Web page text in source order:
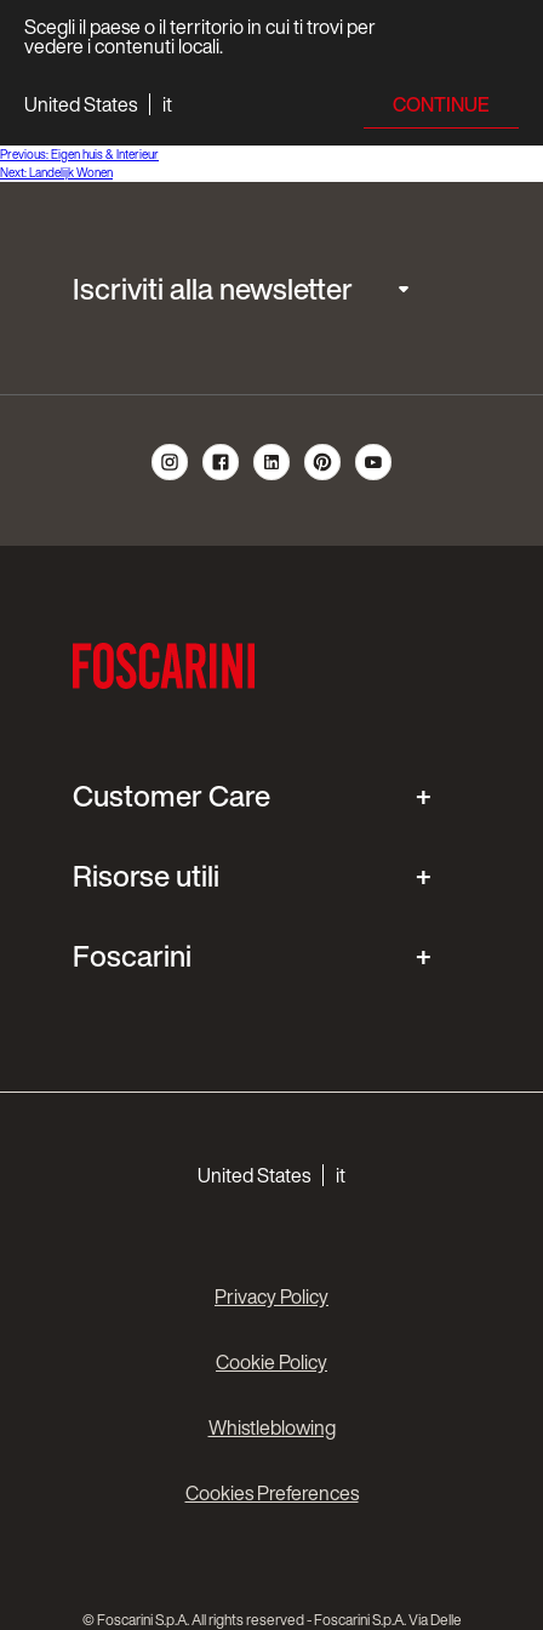
Scegli il paese o il territorio in cui ti trovi per
vedere i contenuti locali.
United States
it CONTINUE
Navigazione
articoli
Previous:Eigen huis & Interieur
Next:Landelijk Wonen
Iscriviti alla newsletter
Customer Care
Risorse utili
Foscarini
United States it
Privacy Policy
Cookie Policy
Whistleblowing
Cookies Preferences
© Foscarini S.p.A. All rights reserved - Foscarini S.p.A. Via Delle